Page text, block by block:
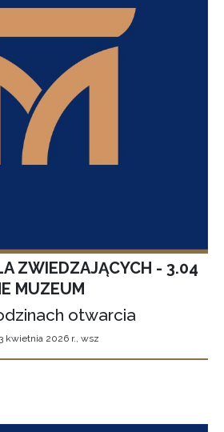
ZWIEDZAJĄCYCH - 3.04
MUZEUM
otwarcia
kwietnia 2026 r., wsz